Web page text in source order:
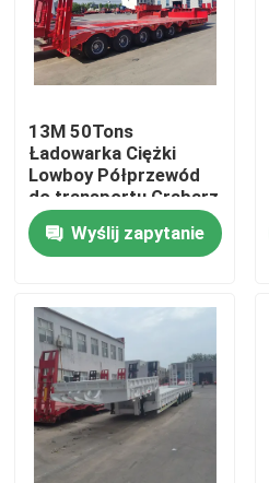
O nas
Wycieczka po fabryce
Kontrola jakości
Skontaktuj się z nami
Poprosić o wycenę
Stosowane ciężarówki do
Używane Wywrotki
13M 50Tons
Ładowarka Ciężki
Lowboy Półprzewód
do transportu Grabarz
Gęsiączka 3 osi Niskie
łóżkoWyślij zapytanie